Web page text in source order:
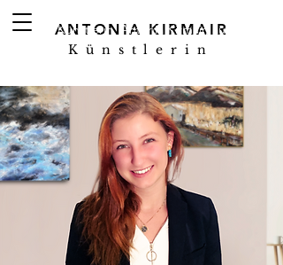
ANTONIA KIRMAIR
Künstlerin
Künstlerin, Antonia Kirmair, aus